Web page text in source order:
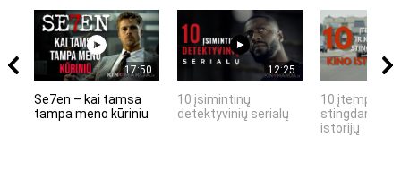
17:50
Se7en – kai tamsa
tampa meno kūriniu
12:25
10 įsimintinų
detektyvinių serialų
10 įtemptų,
stingdančių
istorijų